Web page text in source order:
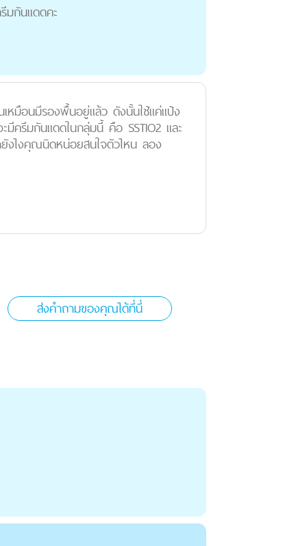
มกันแดดคะ
เหมือนมีรองพื้นอยู่แล้ว ดังนั้นใช้แค่แป้ง
ครีมกันแดดในกลุ่มนี้ คือ SSTIO2 และ
งไงคุณนิดหน่อยสนใจตัวไหน ลอง
ส่งคำถามของคุณได้ที่นี่